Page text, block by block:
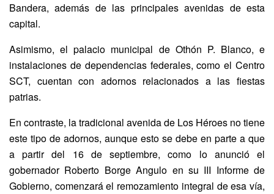
Bandera, además de las principales avenidas de esta
capital.
Asimismo, el palacio municipal de Othón P. Blanco, e
instalaciones de dependencias federales, como el Centro
SCT, cuentan con adornos relacionados a las fiestas
patrias.
En contraste, la tradicional avenida de Los Héroes no tiene
este tipo de adornos, aunque esto se debe en parte a que
a partir del 16 de septiembre, como lo anunció el
gobernador Roberto Borge Angulo en su III Informe de
Gobierno, comenzará el remozamiento integral de esa vía,